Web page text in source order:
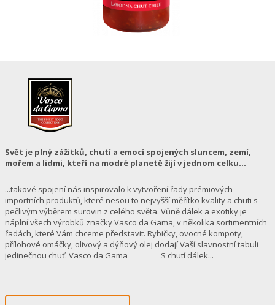
Svět je plný zážitků, chutí a emocí spojených sluncem, zemí,
mořem a lidmi, kteří na modré planetě žijí v jednom celku...
...takové spojení nás inspirovalo k vytvoření řady prémiových
importních produktů, které nesou to nejvyšší měřítko kvality a chuti s
pečlivým výběrem surovin z celého světa. Vůně dálek a exotiky je
náplní všech výrobků značky Vasco da Gama, v několika sortimentních
řadách, které Vám chceme představit. Rybičky, ovocné kompoty,
přílohové omáčky, olivový a dýňový olej dodají Vaší slavnostní tabuli
jedinečnou chuť. Vasco da Gama S chutí dálek...